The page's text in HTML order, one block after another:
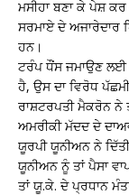
ਮਸੀਹਾ ਬਣਾ ਕੇ ਪੇਸ਼
ਸਰਮਾਏ ਦੇ ਅਜਾਰੇਦਾਰ
ਹਨ।
ਟਰੰਪ ਧੌਂਸ ਜਮਾਉਣ ਲਈ
ਹੈ, ਉਸ ਦਾ ਵਿਰੋਧ
ਰਾਸ਼ਟਰਪਤੀ ਮੈਕਰੋਨ ਨੇ
ਅਮਰੀਕੀ ਮੱਦਦ ਦੇ
ਯੂਰਪੀ ਯੂਨੀਅਨ ਨੇ
ਯੂਨੀਅਨ ਨੂੰ ਤਾਂ ਪੈਸਾ
ਤਾਂ ਯੂ.ਕੇ. ਦੇ ਪ੍ਰਧਾਨ